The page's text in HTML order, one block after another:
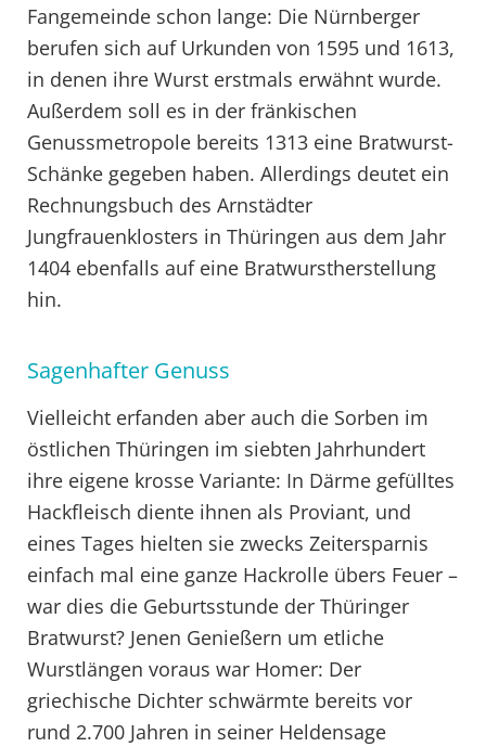
Fangemeinde schon lange: Die Nürnberger
berufen sich auf Urkunden von 1595 und 1613,
in denen ihre Wurst erstmals erwähnt wurde.
Außerdem soll es in der fränkischen
Genussmetropole bereits 1313 eine Bratwurst-
Schänke gegeben haben. Allerdings deutet ein
Rechnungsbuch des Arnstädter
Jungfrauenklosters in Thüringen aus dem Jahr
1404 ebenfalls auf eine Bratwurstherstellung
hin.
Sagenhafter Genuss
Vielleicht erfanden aber auch die Sorben im
östlichen Thüringen im siebten Jahrhundert
ihre eigene krosse Variante: In Därme gefülltes
Hackfleisch diente ihnen als Proviant, und
eines Tages hielten sie zwecks Zeitersparnis
einfach mal eine ganze Hackrolle übers Feuer –
war dies die Geburtsstunde der Thüringer
Bratwurst? Jenen Genießern um etliche
Wurstlängen voraus war Homer: Der
griechische Dichter schwärmte bereits vor
rund 2.700 Jahren in seiner Heldensage